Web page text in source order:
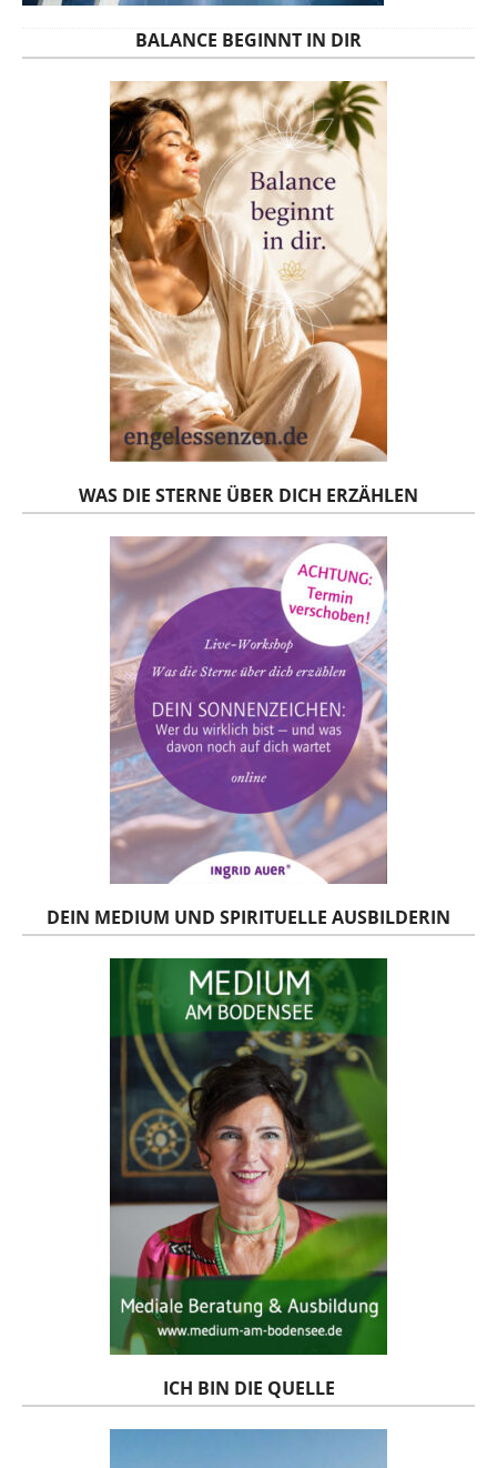
BALANCE BEGINNT IN DIR
WAS DIE STERNE ÜBER DICH ERZÄHLEN
DEIN MEDIUM UND SPIRITUELLE AUSBILDERIN
ICH BIN DIE QUELLE